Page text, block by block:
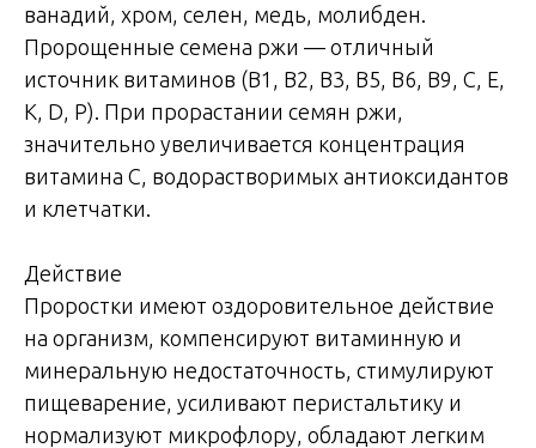
ванадий, хром, селен, медь, молибден.
Пророщенные семена ржи — отличный
источник витаминов (B1, В2, В3, В5, В6, B9, C, Е,
К, D, Р). При прорастании семян ржи,
значительно увеличивается концентрация
витамина С, водорастворимых антиоксидантов
и клетчатки.
Действие
Проростки имеют оздоровительное действие
на организм, компенсируют витаминную и
минеральную недостаточность, стимулируют
пищеварение, усиливают перистальтику и
нормализуют микрофлору, oблaдают легким